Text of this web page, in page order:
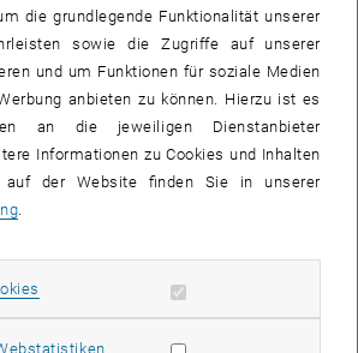
Übung für 8 Quartiere in Vösendorf
erarbeitet. Aufgrund der
mit der Gemeinde setzen wir nun
für zwei Quartiere fort...
ein Stadtspaziergangmit
Wolfschütz, der Umwelt- und
Kurt-Brabec, dem Gemeinderat Peter
des Institutes für Raumplanung
die grundlegende Funktionalität unserer
sowie die Zugriffe auf unserer
und um Funktionen für soziale Medien
anbieten zu können. Hierzu ist es
an die jeweiligen Dienstanbieter
Informationen zu Cookies und Inhalten
auf der Website finden Sie in unserer
Erforderliche Cookies zulassen
Statistik Cookies zulassen